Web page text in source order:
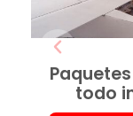
todo